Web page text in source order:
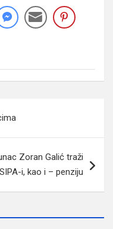
Zoran Galić traži
i, kao i – penziju